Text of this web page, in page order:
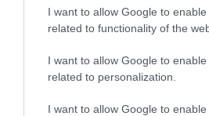
I want to allow Google to
related to functionality of the
I want to allow Google to
related to personalization.
I want to allow Google to
ΔΕΥΤΕΡΑ – ΡΕΜΟΣ ΑΝΤΩΝΗΣ